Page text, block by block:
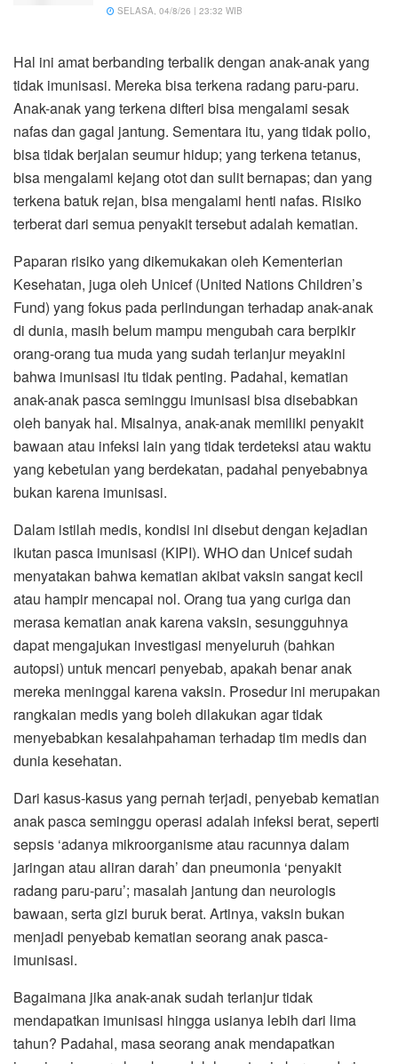
SELASA, 04/8/26 | 23:32 WIB
Hal ini amat berbanding terbalik dengan anak-anak yang
tidak imunisasi. Mereka bisa terkena radang paru-paru.
Anak-anak yang terkena difteri bisa mengalami sesak
nafas dan gagal jantung. Sementara itu, yang tidak polio,
bisa tidak berjalan seumur hidup; yang terkena tetanus,
bisa mengalami kejang otot dan sulit bernapas; dan yang
terkena batuk rejan, bisa mengalami henti nafas. Risiko
terberat dari semua penyakit tersebut adalah kematian.
Paparan risiko yang dikemukakan oleh Kementerian
Kesehatan, juga oleh Unicef (United Nations Children’s
Fund) yang fokus pada perlindungan terhadap anak-anak
di dunia, masih belum mampu mengubah cara berpikir
orang-orang tua muda yang sudah terlanjur meyakini
bahwa imunisasi itu tidak penting. Padahal, kematian
anak-anak pasca seminggu imunisasi bisa disebabkan
oleh banyak hal. Misalnya, anak-anak memiliki penyakit
bawaan atau infeksi lain yang tidak terdeteksi atau waktu
yang kebetulan yang berdekatan, padahal penyebabnya
bukan karena imunisasi.
Dalam istilah medis, kondisi ini disebut dengan kejadian
ikutan pasca imunisasi (KIPI). WHO dan Unicef sudah
menyatakan bahwa kematian akibat vaksin sangat kecil
atau hampir mencapai nol. Orang tua yang curiga dan
merasa kematian anak karena vaksin, sesungguhnya
dapat mengajukan investigasi menyeluruh (bahkan
autopsi) untuk mencari penyebab, apakah benar anak
mereka meninggal karena vaksin. Prosedur ini merupakan
rangkaian medis yang boleh dilakukan agar tidak
menyebabkan kesalahpahaman terhadap tim medis dan
dunia kesehatan.
Dari kasus-kasus yang pernah terjadi, penyebab kematian
anak pasca seminggu operasi adalah infeksi berat, seperti
sepsis ‘adanya mikroorganisme atau racunnya dalam
jaringan atau aliran darah’ dan pneumonia ‘penyakit
radang paru-paru’; masalah jantung dan neurologis
bawaan, serta gizi buruk berat. Artinya, vaksin bukan
menjadi penyebab kematian seorang anak pasca-
imunisasi.
Bagaimana jika anak-anak sudah terlanjur tidak
mendapatkan imunisasi hingga usianya lebih dari lima
tahun? Padahal, masa seorang anak mendapatkan